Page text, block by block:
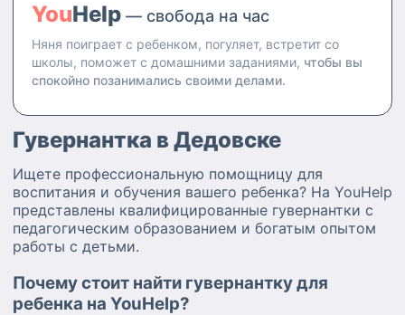
YouHelp — свобода на час
Няня поиграет с ребенком, погуляет, встретит со
школы, поможет с домашними заданиями, чтобы вы
спокойно позанимались своими делами.
Гувернантка в Дедовске
Ищете профессиональную помощницу для
воспитания и обучения вашего ребенка? На YouHelp
представлены квалифицированные гувернантки с
педагогическим образованием и богатым опытом
работы с детьми.
Почему стоит найти гувернантку для
ребенка на YouHelp?